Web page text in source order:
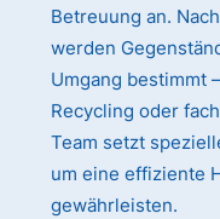
Betreuung an.
werden
Umgang bestimmt
Recycling oder
Team setzt
um eine effiziente
gewährleisten.